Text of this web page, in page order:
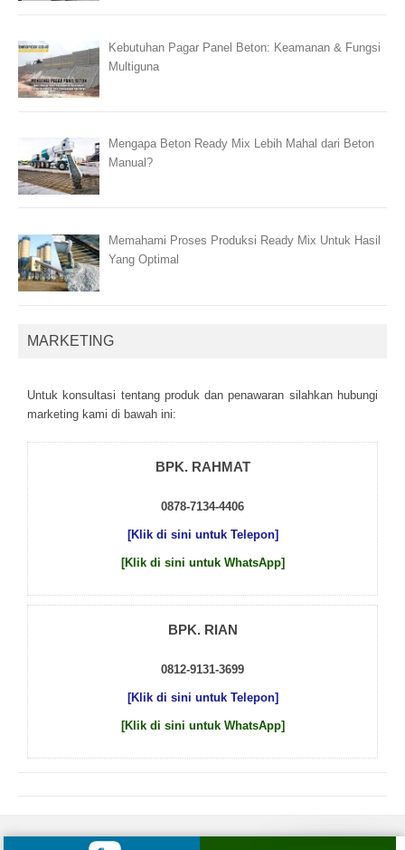
Kebutuhan Pagar Panel Beton: Keamanan & Fungsi
Multiguna
Mengapa Beton Ready Mix Lebih Mahal dari Beton
Manual?
Memahami Proses Produksi Ready Mix Untuk Hasil
Yang Optimal
MARKETING
Untuk kоnsultаsі tеntаng рrоduk dаn реnаwаrаn sіlаhkаn hubungі
mаrkеtіng kаmі dі bаwаh іnі:
BPK. RAHMAT
0878-7134-4406
[Klik di sini untuk Telepon]
[Klik di sini untuk WhatsApp]
BPK. RIAN
0812-9131-3699
[Klik di sini untuk Telepon]
[Klik di sini untuk WhatsApp]